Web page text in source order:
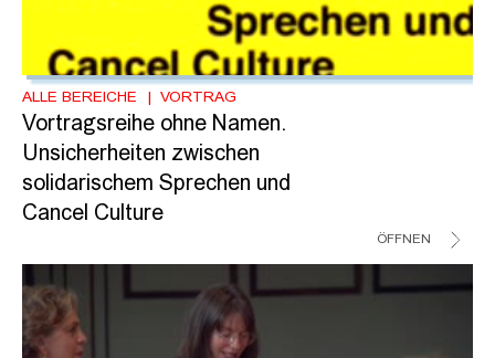
ALLE BEREICHE VORTRAG
Vortragsreihe ohne Namen.
Unsicherheiten zwischen
solidarischem Sprechen und
Cancel Culture
ÖFFNEN